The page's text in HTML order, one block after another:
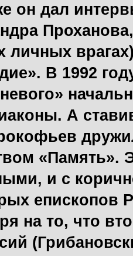
он дал
личных
В 1992
А
«Память».
и с
епископов
на то, что